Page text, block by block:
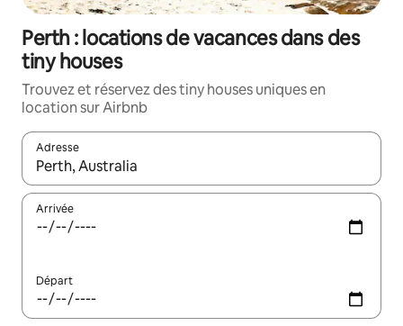
Perth : locations de vacances dans des
tiny houses
Trouvez et réservez des tiny houses uniques en
location sur Airbnb
Adresse
Lorsque les résultats s'affichent, utilisez les flèches vers le
Arrivée
Départ